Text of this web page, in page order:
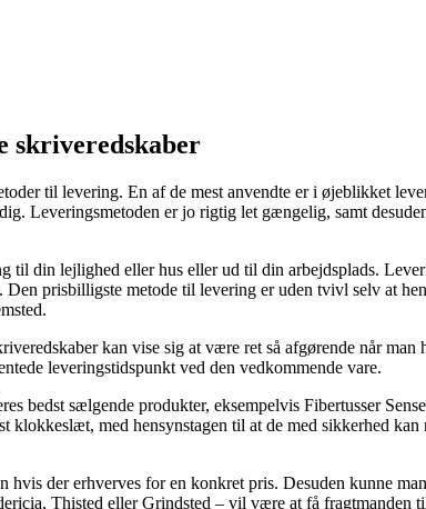
skriveredskaber
til levering. En af de mest anvendte er i øjeblikket
Leveringsmetoden er jo rigtig let gængelig, samt
til din lejlighed eller hus eller ud til din arbejdsplads.
prisbilligste metode til levering er uden tvivl selv at
kan vise sig at være ret så afgørende når man
leveringstidspunkt ved den vedkommende vare.
bedst sælgende produkter, eksempelvis Fibertusser
med hensynstagen til at de med sikkerhed kan
der erhverves for en konkret pris. Desuden kunne
Thisted eller Grindsted – vil være at få fragtmanden